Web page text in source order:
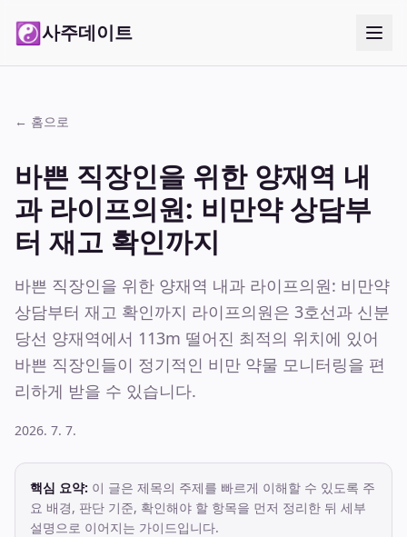
☯사주데이트
← 홈으로
바쁜 직장인을 위한 양재역 내
과 라이프의원: 비만약 상담부
터 재고 확인까지
바쁜 직장인을 위한 양재역 내과 라이프의원: 비만약
상담부터 재고 확인까지 라이프의원은 3호선과 신분
당선 양재역에서 113m 떨어진 최적의 위치에 있어
바쁜 직장인들이 정기적인 비만 약물 모니터링을 편
리하게 받을 수 있습니다.
2026. 7. 7.
핵심 요약: 이 글은 제목의 주제를 빠르게 이해할 수 있도록 주
요 배경, 판단 기준, 확인해야 할 항목을 먼저 정리한 뒤 세부
설명으로 이어지는 가이드입니다.